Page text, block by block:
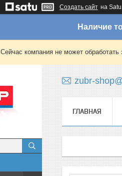
Создать сайт на
Наличие
Сейчас компания не может
zubr-
ГЛАВНАЯ